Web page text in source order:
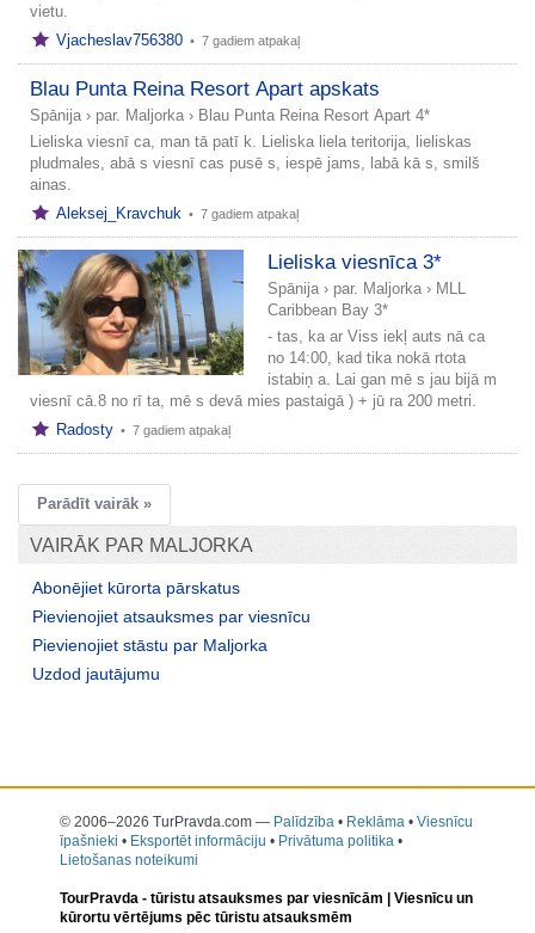
vietu.
Vjacheslav756380 • 7 gadiem atpakaļ
Blau Punta Reina Resort Apart apskats
Spānija › par. Maljorka › Blau Punta Reina Resort Apart 4*
Lieliska viesnī ca, man tā patī k. Lieliska liela teritorija, lieliskas
pludmales, abā s viesnī cas pusē s, iespē jams, labā kā s, smilš
ainas.
Aleksej_Kravchuk • 7 gadiem atpakaļ
Lieliska viesnīca 3*
Spānija › par. Maljorka › MLL
Caribbean Bay 3*
- tas, ka ar Viss iekļ auts nā ca
no 14:00, kad tika nokā rtota
istabiņ a. Lai gan mē s jau bijā m
viesnī cā.8 no rī ta, mē s devā mies pastaigā ) + jū ra 200 metri.
Radosty • 7 gadiem atpakaļ
Parādīt vairāk »
VAIRĀK PAR MALJORKA
Abonējiet kūrorta pārskatus
Pievienojiet atsauksmes par viesnīcu
Pievienojiet stāstu par Maljorka
Uzdod jautājumu
© 2006–2026 TurPravda.com — Palīdzība • Reklāma • Viesnīcu
īpašnieki • Eksportēt informāciju • Privātuma politika •
Lietošanas noteikumi
TourPravda - tūristu atsauksmes par viesnīcām | Viesnīcu un
kūrortu vērtējums pēc tūristu atsauksmēm